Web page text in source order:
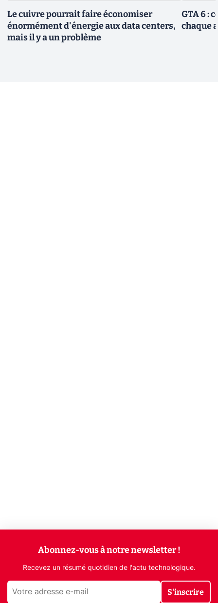
Le cuivre pourrait faire économiser
énormément d'énergie aux data centers,
mais il y a un problème
GTA 6 :
chaque
Abonnez-vous à notre newsletter !
Recevez un résumé quotidien de l'actu technologique.
S'inscrire